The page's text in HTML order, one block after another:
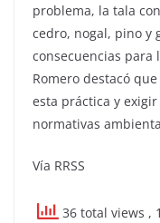
problema, la tala
cedro, nogal, pino y
consecuencias para
Romero destacó
esta práctica y
normativas
Vía RRSS
36 total views ,